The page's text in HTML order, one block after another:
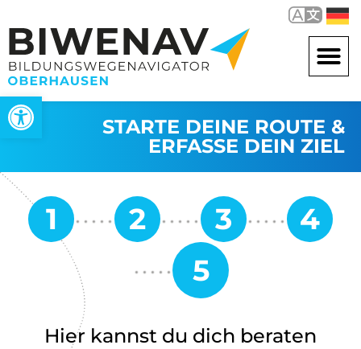
Werkzeugleiste öffnen
STARTE DEINE ROUTE &
ERFASSE DEIN ZIEL
Hier kannst du dich beraten